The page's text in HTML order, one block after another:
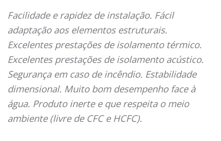
Facilidade e rapidez de instalação. Fácil
adaptação aos elementos estruturais.
Excelentes prestações de isolamento térmico.
Excelentes prestações de isolamento acústico.
Segurança em caso de incêndio. Estabilidade
dimensional. Muito bom desempenho face à
água. Produto inerte e que respeita o meio
ambiente (livre de CFC e HCFC).